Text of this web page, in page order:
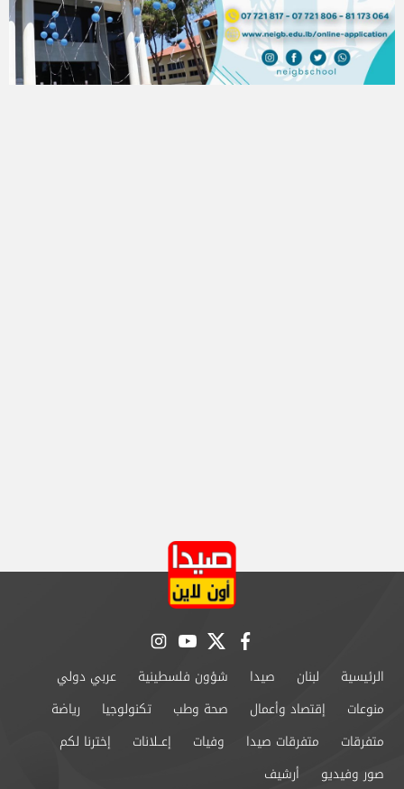
facebook
twitter
youtube
instagram
الرئيسية لبنان صيدا شؤون فلسطينية
عربي دولي
منوعات
إقتصاد وأعمال صحة وطب تكنولوجيا
رياضة
متفرقات
متفرقات صيدا وفيات إعــلانات
إخترنا لكم
صور وفيديو
أرشيف